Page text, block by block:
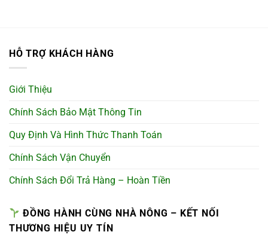
HỖ TRỢ KHÁCH HÀNG
Giới Thiệu
Chính Sách Bảo Mật Thông Tin
Quy Định Và Hình Thức Thanh Toán
Chính Sách Vận Chuyển
Chính Sách Đổi Trả Hàng – Hoàn Tiền
ĐỒNG HÀNH CÙNG NHÀ NÔNG – KẾT NỐI
THƯƠNG HIỆU UY TÍN